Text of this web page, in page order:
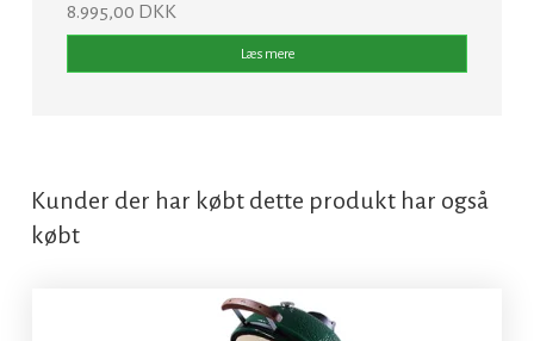
8.995,00 DKK
Læs mere
Kunder der har købt dette produkt har også
købt